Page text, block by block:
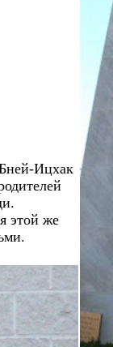
ней-Ицхак
.
этой же